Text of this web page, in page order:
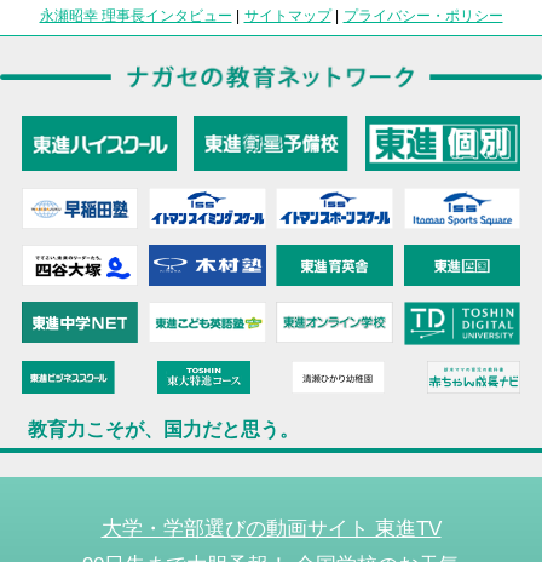
永瀬昭幸 理事長インタビュー | サイトマップ| プライバシー・ポリシー
教育力こそが、国力だと思う。
大学・学部選びの動画サイト 東進TV